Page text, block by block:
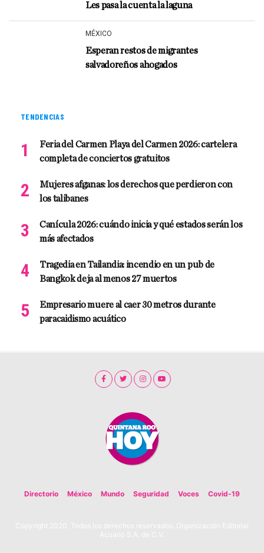
Les pasa la cuenta la laguna
MÉXICO
Esperan restos de migrantes
salvadoreños ahogados
TENDENCIAS
Feria del Carmen Playa del Carmen 2026: cartelera
completa de conciertos gratuitos
Mujeres afganas: los derechos que perdieron con
los talibanes
Canícula 2026: cuándo inicia y qué estados serán los
más afectados
Tragedia en Tailandia: incendio en un pub de
Bangkok deja al menos 27 muertos
Empresario muere al caer 30 metros durante
paracaidismo acuático
Directorio México Mundo Seguridad Voces Covid-19